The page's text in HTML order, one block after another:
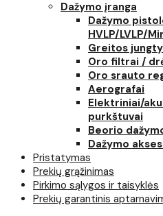
Dažymo įranga
Dažymo
HVLP/LVLP/
Greitos
Oro filtrai /
Oro srauto
Aerografai
Elektriniai/
purkštuvai
Beorio
Dažymo
Pristatymas
Prekių grąžinimas
Pirkimo sąlygos ir taisyklės
Prekių garantinis